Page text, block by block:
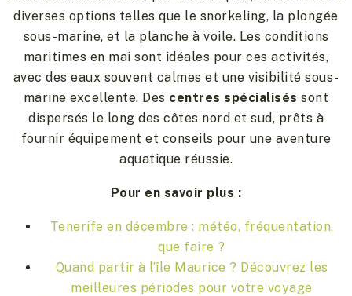
diverses options telles que le snorkeling, la plongée
sous-marine, et la planche à voile. Les conditions
maritimes en mai sont idéales pour ces activités,
avec des eaux souvent calmes et une visibilité sous-
marine excellente. Des centres spécialisés sont
dispersés le long des côtes nord et sud, prêts à
fournir équipement et conseils pour une aventure
aquatique réussie.
Pour en savoir plus :
Tenerife en décembre : météo, fréquentation,
que faire ?
Quand partir à l’île Maurice ? Découvrez les
meilleures périodes pour votre voyage